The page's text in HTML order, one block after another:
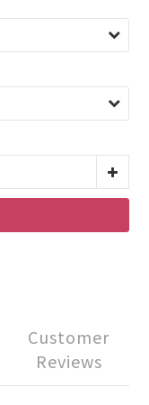
Customer
Reviews